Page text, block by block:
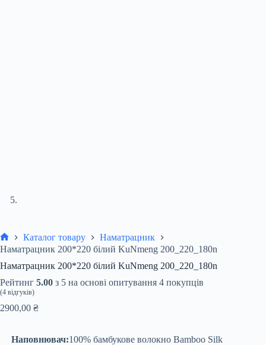
Головна
Каталог товару
Наматрацник
Наматрацник 200*220 білий KuNmeng 200_220_180n
Наматрацник 200*220 білий KuNmeng 200_220_180n
Рейтинг 5.00 з 5 на основі опитування 4 покупців
(4 відгуків)
2900,00 ₴
Наповнювач:100% бамбукове волокно Bamboo Silk